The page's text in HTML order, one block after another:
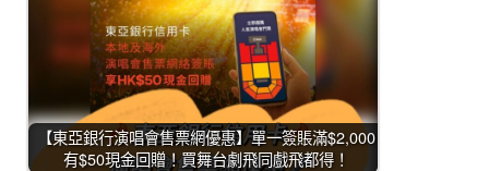
【東亞銀行演唱會售票網優惠】單一簽賬滿$2,000
有$50現金回贈！買舞台劇飛同戲飛都得！